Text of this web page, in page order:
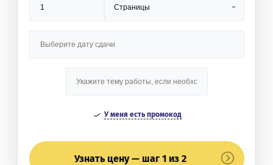
У меня есть промокод
Узнать цену — шаг 1 из 2